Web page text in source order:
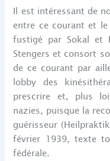
Il est intéressant de
entre ce courant et
fustigé par Sokal et
Stengers et consort
de ce courant par
lobby des
prescrire et, plus
nazies, puisque la
guérisseur
février 1939, texte
fédérale.